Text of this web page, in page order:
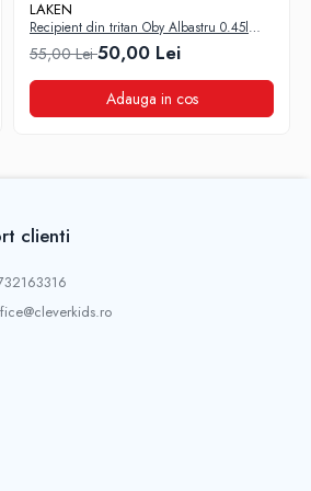
LAKEN
Recipient din tritan Oby Albastru 0.45l
Laken
55,00 Lei50,00 Lei
Adauga in cos
clienti